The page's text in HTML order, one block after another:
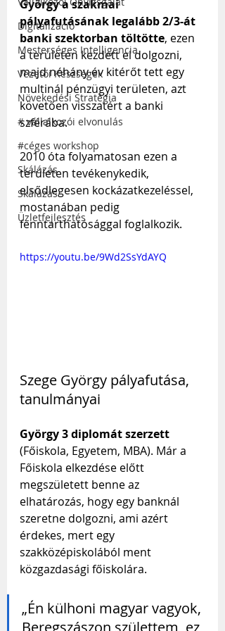
Digitalizáció
Mesterséges Intelligencia
Vezetői Készségek
Növekedési Stratégia
# vállalkozói elvonulás
#céges workshop
Skálázás
Skálázás
Üzletfejlesztés
György a szakmai
pályafutásának legalább 2/3-át
banki szektorban töltötte, ezen
a területen kezdett el dolgozni,
majd néhány év kitérőt tett egy
multinál pénzügyi területen, azt
követően visszatért a banki
szférába.
2010 óta folyamatosan ezen a
területen tevékenykedik,
elsődlegesen kockázatkezeléssel,
mostanában pedig
fenntarthatósággal foglalkozik.
https://youtu.be/9Wd2SsYdAYQ
Szege György pályafutása,
tanulmányai
György 3 diplomát szerzett
(Főiskola, Egyetem, MBA). Már a
Főiskola elkezdése előtt
megszületett benne az
elhatározás, hogy egy banknál
szeretne dolgozni, ami azért
érdekes, mert egy
szakközépiskolából ment
közgazdasági főiskolára.
„Én külhoni magyar vagyok,
Beregszászon születtem, ez